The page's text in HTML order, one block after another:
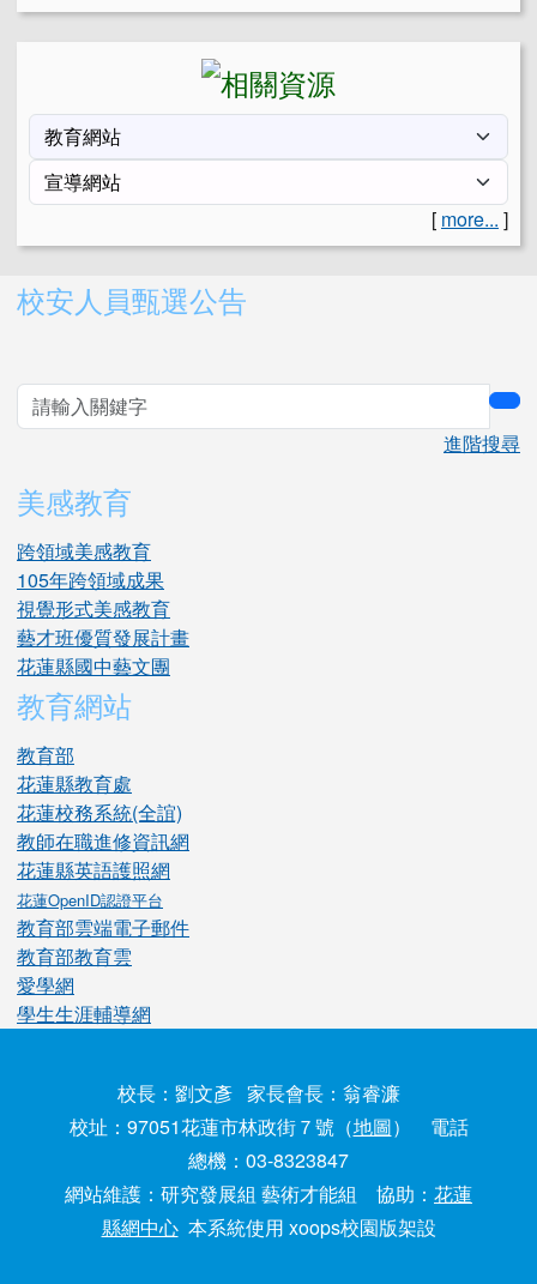
[ more... ]
右邊區域內容
校安人員甄選公告
進階搜尋
美感教育
跨領域美感教育
105年跨領域成果
視覺形式美感教育
藝才班優質發展計畫
花蓮縣國中藝文團
教育網站
教育部
花蓮縣教育處
花蓮校務系統(全誼)
教師在職進修資訊網
花蓮縣英語護照網
花蓮OpenID認證平台
教育部雲端電子郵件
教育部教育雲
愛學網
學生生涯輔導網
校長：劉文彥 家長會長：翁睿濂
校址：97051花蓮市林政街７號（地圖） 電話
總機：03-8323847
網站維護：研究發展組 藝術才能組 協助： 花蓮
縣網中心本系統使用 xoops校園版架設